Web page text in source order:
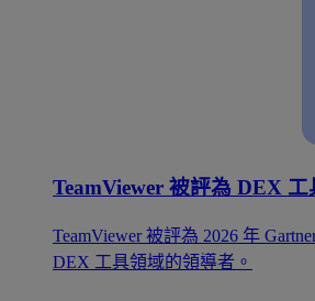
TeamViewer 被評為 DEX
TeamViewer 被評為 2026 年
DEX 工具領域的領導者。